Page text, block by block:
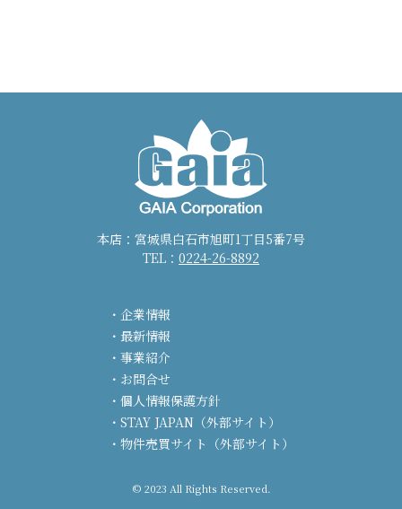
本店：宮城県白石市旭町1丁目5番7号
TEL： 0224-26-8892
企業情報
最新情報
事業紹介
お問合せ
個人情報保護方針
STAY JAPAN（外部サイト）
物件売買サイト（外部サイト）
© 2023 All Rights Reserved.